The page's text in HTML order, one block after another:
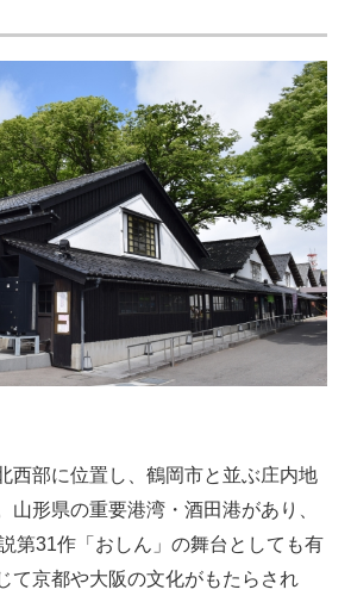
西部に位置し、鶴岡市と並ぶ庄内地
山形県の重要港湾・酒田港があり、
第31作「おしん」の舞台としても有
て京都や大阪の文化がもたらされ